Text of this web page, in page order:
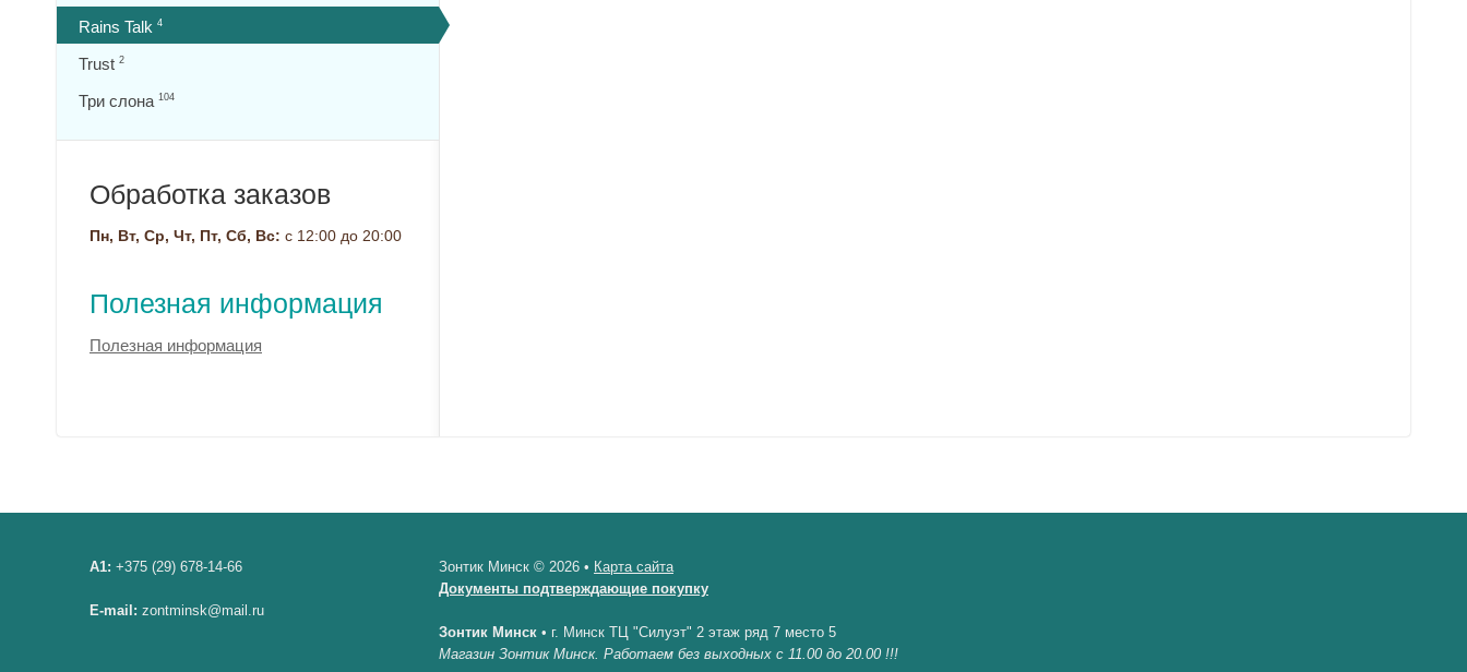
Rains Talk 4
Trust 2
Три слона 104
Обработка заказов
Пн, Вт, Ср, Чт, Пт, Сб, Вс: с 12:00 до 20:00
Полезная информация
Полезная информация
A1: +375 (29) 678-14-66
E-mail: zontminsk@mail.ru
Зонтик Минск © 2026 • Карта сайта
Документы подтверждающие покупку
Зонтик Минск • г. Минск ТЦ "Силуэт" 2 этаж ряд 7 место 5
Магазин Зонтик Минск. Работаем без выходных с 11.00 до 20.00 !!!